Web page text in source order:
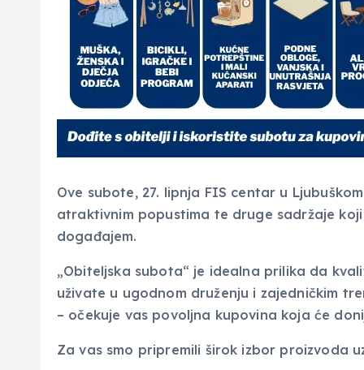
Ove subote, 27. lipnja FIS centar u
atraktivnim popustima te druge sadržaje
događajem.
„Obiteljska subota“ je idealna prilika da
uživate u ugodnom druženju i zajedničkim
– očekuje vas povoljna kupovina koja će
Za vas smo pripremili širok izbor proizvoda